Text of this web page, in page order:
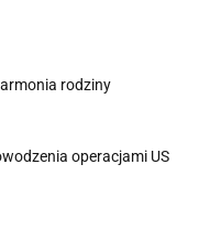
rodziny
operacjami US